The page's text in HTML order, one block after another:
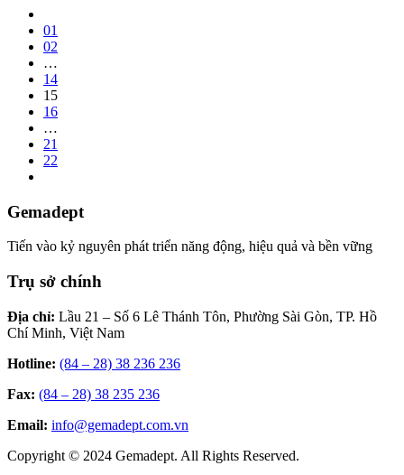
01
02
…
14
15
16
…
21
22
Gemadept
Tiến vào kỷ nguyên phát triển năng động, hiệu quả và bền vững
Trụ sở chính
Địa chỉ: Lầu 21 – Số 6 Lê Thánh Tôn, Phường Sài Gòn, TP. Hồ
Chí Minh, Việt Nam
Hotline: (84 – 28) 38 236 236
Fax: (84 – 28) 38 235 236
Email: info@gemadept.com.vn
Copyright © 2024 Gemadept. All Rights Reserved.